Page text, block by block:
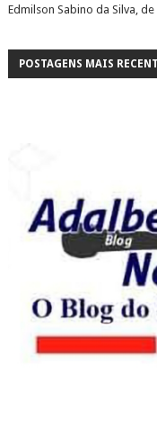
Edmilson Sabino da Silva,
POSTAGENS MAIS